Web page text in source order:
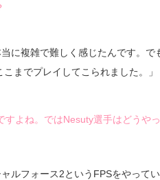
当に複雑で難しく感じたんです。で
までプレイしてこられました。」
よね。ではNesuty選手はどうや
ャルフォース2というFPSをやって